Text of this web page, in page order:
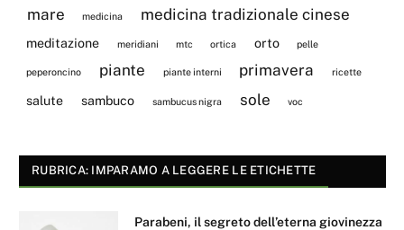
mare medicina medicina tradizionale cinese
meditazione meridiani mtc ortica orto pelle
peperoncino piante piante interni primavera ricette
salute sambuco sambucus nigra sole voc
RUBRICA: IMPARAMO A LEGGERE LE ETICHETTE
Parabeni, il segreto dell’eterna giovinezza